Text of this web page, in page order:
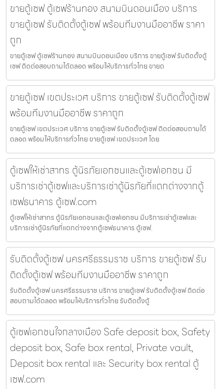
ขายตู้เซฟ ตู้เซฟร้านทอง สนามบินดอนเมือง บริการ
ขายตู้เซฟ รับติดตั้งตู้เซฟ พร้อมทีมงานมืออาชีพ ราคา
ถูก
ขายตู้เซฟ ตู้เซฟร้านทอง สนามบินดอนเมือง บริการ ขายตู้เซฟ รับติดตั้งตู้
เซฟ ติดต่อสอบถามได้ตลอด พร้อมให้บริการทั่วไทย ขายต
ขายตู้เซฟ เขตประเวศ บริการ ขายตู้เซฟ รับติดตั้งตู้เซฟ
พร้อมทีมงานมืออาชีพ ราคาถูก
ขายตู้เซฟ เขตประเวศ บริการ ขายตู้เซฟ รับติดตั้งตู้เซฟ ติดต่อสอบถามได้
ตลอด พร้อมให้บริการทั่วไทย ขายตู้เซฟ เขตประเวศ โดย
ตู้เซฟให้เช่าสาทร ตู้นิรภัยเอกชนและตู้เซฟเอกชน มี
บริการเช่าตู้เซฟและบริการเช่าตู้นิรภัยที่แตกต่างจากตู้
เซฟธนาคาร ตู้เซฟ.com
ตู้เซฟให้เช่าสาทร ตู้นิรภัยเอกชนและตู้เซฟเอกชน มีบริการเช่าตู้เซฟและ
บริการเช่าตู้นิรภัยที่แตกต่างจากตู้เซฟธนาคาร ตู้เซฟ.
รับติดตั้งตู้เซฟ นครศรีธรรมราช บริการ ขายตู้เซฟ รับ
ติดตั้งตู้เซฟ พร้อมทีมงานมืออาชีพ ราคาถูก
รับติดตั้งตู้เซฟ นครศรีธรรมราช บริการ ขายตู้เซฟ รับติดตั้งตู้เซฟ ติดต่อ
สอบถามได้ตลอด พร้อมให้บริการทั่วไทย รับติดตั้งตู้
ตู้เซฟเอกชนใจกลางเมือง Safe deposit box, Safety
deposit box, Safe box rental, Private vault,
Deposit box rental และ Security box rental ตู้
เซฟ.com